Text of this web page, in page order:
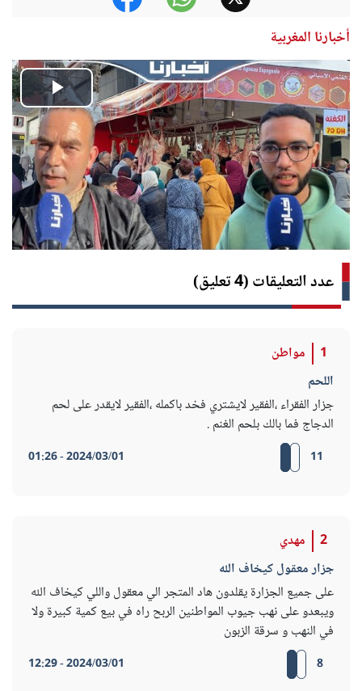
أخبارنا المغربية
Play
Video
عدد التعليقات (4 تعليق)
1
مواطن
اللحم
جزار الفقراء ،الفقير لايشتري فخد باكمله ،الفقير لايقدر على لحم
الدجاج فما بالك بلحم الغنم .
11
2024/03/01 - 01:26
2
مهدي
جزار معقول كيخاف الله
على جميع الجزارة يقلدون هاد المتجر الي معقول واللي كيخاف الله
ويبعدو على نهب جيوب المواطنين الربح راه في بيع كمية كبيرة ولا
في النهب و سرقة الزبون
8
2024/03/01 - 12:29